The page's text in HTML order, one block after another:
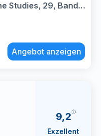
Studies, 29, Band
Angebot anzeigen
9,2
Exzellent